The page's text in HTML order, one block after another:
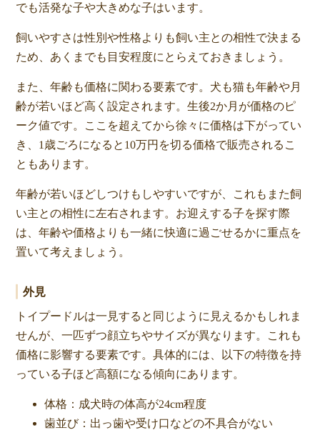
でも活発な子や大きめな子はいます。
飼いやすさは性別や性格よりも飼い主との相性で決まる
ため、あくまでも目安程度にとらえておきましょう。
また、年齢も価格に関わる要素です。犬も猫も年齢や月
齢が若いほど高く設定されます。生後2か月が価格のピ
ーク値です。ここを超えてから徐々に価格は下がってい
き、1歳ごろになると10万円を切る価格で販売されるこ
ともあります。
年齢が若いほどしつけもしやすいですが、これもまた飼
い主との相性に左右されます。お迎えする子を探す際
は、年齢や価格よりも一緒に快適に過ごせるかに重点を
置いて考えましょう。
外見
トイプードルは一見すると同じように見えるかもしれま
せんが、一匹ずつ顔立ちやサイズが異なります。これも
価格に影響する要素です。具体的には、以下の特徴を持
っている子ほど高額になる傾向にあります。
体格：成犬時の体高が24cm程度
歯並び：出っ歯や受け口などの不具合がない